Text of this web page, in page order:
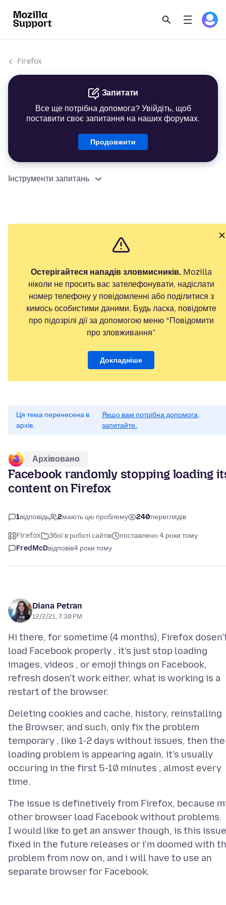
Firefox
Запитати
Все ще потрібна допомога? Увійдіть, щоб
поставити своє запитання на наших форумах.
Продовжити
Інструменти запитань
Остерігайтеся нападів зловмисників.Mozilla
ніколи не просить вас зателефонувати, надіслати
номер телефону у повідомленні або поділитися з
кимось особистими даними. Будь ласка, повідомте
про підозрілі дії за допомогою меню “Повідомити
про зловживання”
Докладніше
Ця тема перенесена в
архів.
Якщо вам потрібна допомога,
запитайте.
Архівовано
Facebook randomly stopping loading
content on Firefox
1відповідь 2мають цю проблему 240переглядів
Firefox Збої в роботі сайтів
поставлено 4 роки тому
FredMcDвідповів4 роки тому
Diana Petran
12/2/21, 7:30 PM
Hi there, for sometime (4 months), Firefox
load Facebook properly , it's just stop loading
images, videos , or emoji things on Facebook,
refresh dosen't work either, what is working is a
Deleting cookies and cache, history, reinstalling
the Browser, and such, only fix the problem
temporary , like 1-2 days without issues, then the
loading problem is appearing again, it's usually
occuring in the first 5-10 minutes , almost every
The issue is definetively from Firefox, because
other browser load Facebook without problems.
I would like to get an answer though, is this issue
fixed in the future releases or i'm doomed with
problem from now on, and i will have to use an